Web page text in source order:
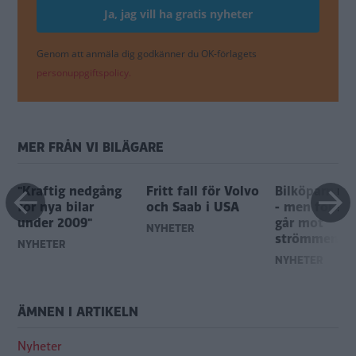
Genom att anmäla dig godkänner du OK-förlagets
personuppgiftspolicy.
MER FRÅN VI BILÄGARE
"Kraftig nedgång
för nya bilar
under 2009"
NYHETER
Fritt fall för Volvo
och Saab i USA
NYHETER
Bilköparna
- men
går mot
strömmen
NYHETER
ÄMNEN I ARTIKELN
Nyheter